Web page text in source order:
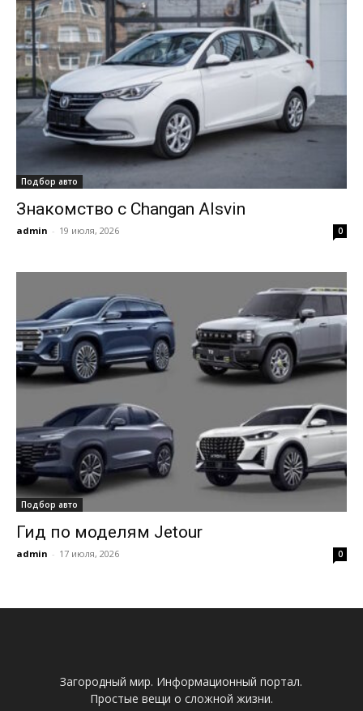
Подбор авто
Знакомство с Changan Alsvin
admin - 19 июля, 2026 0
Подбор авто
Гид по моделям Jetour
admin - 17 июля, 2026 0
Загородный мир. Информационный портал.
Простые вещи о сложной жизни.